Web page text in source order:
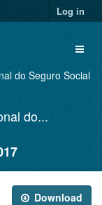
Log in
do...
Download